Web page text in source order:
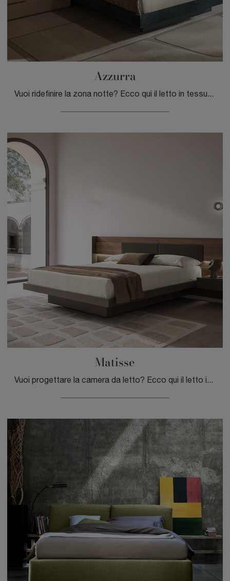
Azzurra
Vuoi ridefinire la zona notte? Ecco qui il letto in tessuto Azzurra di Tagliabue Mobili per spazi moderni.
Matisse
Vuoi progettare la camera da letto? Ecco qui il letto in melaminico Matisse di Tagliabue Mobili per spazi moderni.